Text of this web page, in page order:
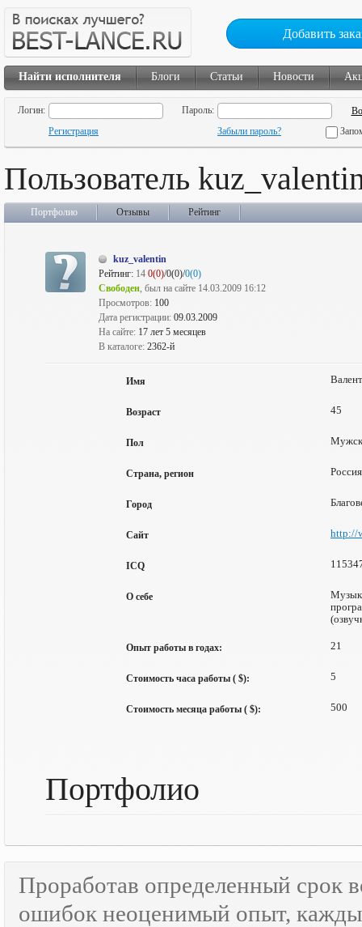
Добавить
Найти исполнителя Блоги Статьи Новости
Логин:
Пароль:
Регистрация
Забыли пароль?
Пользователь
Портфолио Отзывы Рейтинг
kuz_valentin
Рейтинг: 14 0(0)/0(0)/0(0)
Свободен, был на сайте 14.03.2009 16:12
Просмотров: 100
Дата регистрации: 09.03.2009
На сайте: 17 лет 5 месяцев
В каталоге: 2362-й
Имя
Возраст 45
Пол
Страна, регион
Город
Сайт http://
ICQ
О себе
Опыт работы в годах: 21
Стоимость часа работы ( $): 5
Стоимость месяца работы ( $): 500
Портфолио
Проработав определенный срок
ошибок неоценимый опыт,